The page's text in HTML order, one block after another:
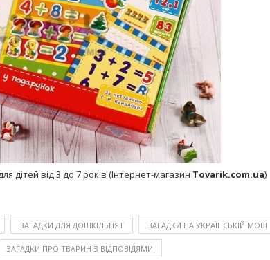
дітей від 3 до 7 років (Інтернет-магазин Tovarik.com.ua)
ЗАГАДКИ ДЛЯ ДОШКІЛЬНЯТ ЗАГАДКИ НА УКРАЇНСЬКІЙ МОВІ
ЗАГАДКИ ПРО ТВАРИН З ВІДПОВІДЯМИ